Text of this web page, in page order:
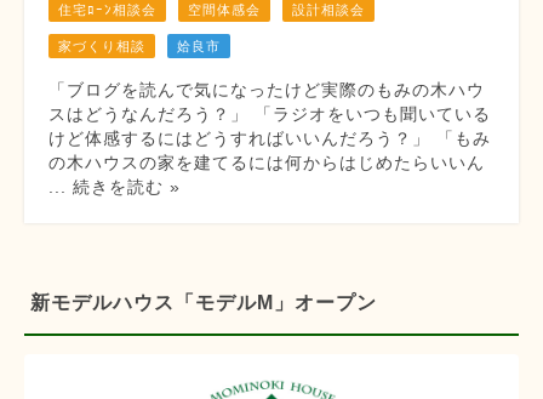
住宅ﾛｰﾝ相談会 空間体感会 設計相談会
家づくり相談 姶良市
「ブログを読んで気になったけど実際のもみの木ハウ
スはどうなんだろう？」 「ラジオをいつも聞いている
けど体感するにはどうすればいいんだろう？」 「もみ
の木ハウスの家を建てるには何からはじめたらいいん
... 続きを読む »
新モデルハウス「モデルM」オープン